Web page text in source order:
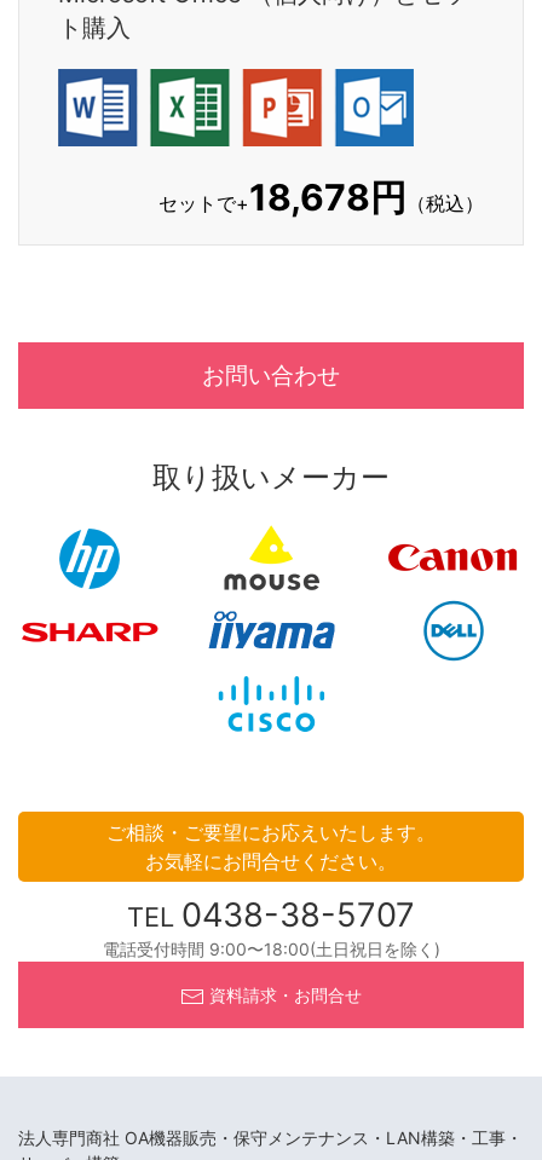
ト購入
セットで+18,678円 （税込）
お問い合わせ
取り扱いメーカー
ご相談・ご要望にお応えいたします。
お気軽にお問合せください。
TEL 0438-38-5707
電話受付時間 9:00〜18:00(土日祝日を除く)
資料請求・お問合せ
法人専門商社 OA機器販売・保守メンテナンス・LAN構築・工事・